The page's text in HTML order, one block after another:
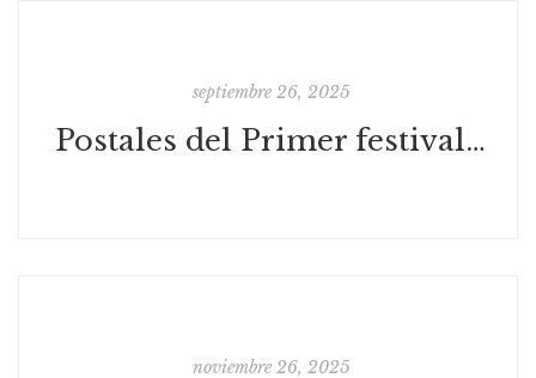
septiembre 26, 2025
Postales del Primer festival de Poesía Sudversiva
noviembre 26, 2025